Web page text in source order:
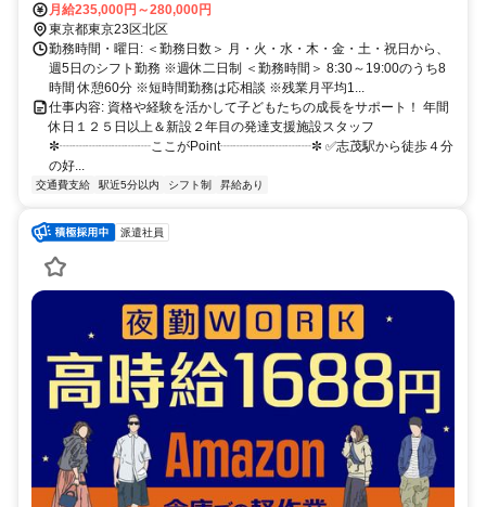
から徒歩で12分 * JR埼京線 赤羽駅から徒歩で12分
月給235,000円～280,000円
東京都東京23区北区
勤務時間・曜日: ＜勤務日数＞ 月・火・水・木・金・土・祝日から、
週5日のシフト勤務 ※週休二日制 ＜勤務時間＞ 8:30～19:00のうち8
時間 休憩60分 ※短時間勤務は応相談 ※残業月平均1...
仕事内容: 資格や経験を活かして子どもたちの成長をサポート！ 年間
休日１２５日以上＆新設２年目の発達支援施設スタッフ
✼┈┈┈┈┈┈┈ここがPoint┈┈┈┈┈┈┈✼ ✅志茂駅から徒歩４分
の好...
交通費支給 駅近5分以内 シフト制 昇給あり
派遣社員